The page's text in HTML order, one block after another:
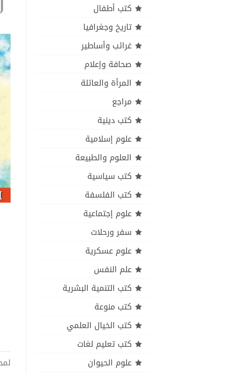
كتب أطفال
تاريخ وجغرافيا
غرائب وأساطير
صحافة وإعلام
المرأة والعائلة
مراجع
كتب دينية
علوم إسلامية
العلوم والطبيعة
كتب سياسية
كتب الفلسفة
علوم إجتماعية
سفر ورحلات
علوم عسكرية
علم النفس
كتب التنمية البشرية
كتب منوعة
كتب الخيال العلمي
كتب تعليم لغات
علوم الحيوان